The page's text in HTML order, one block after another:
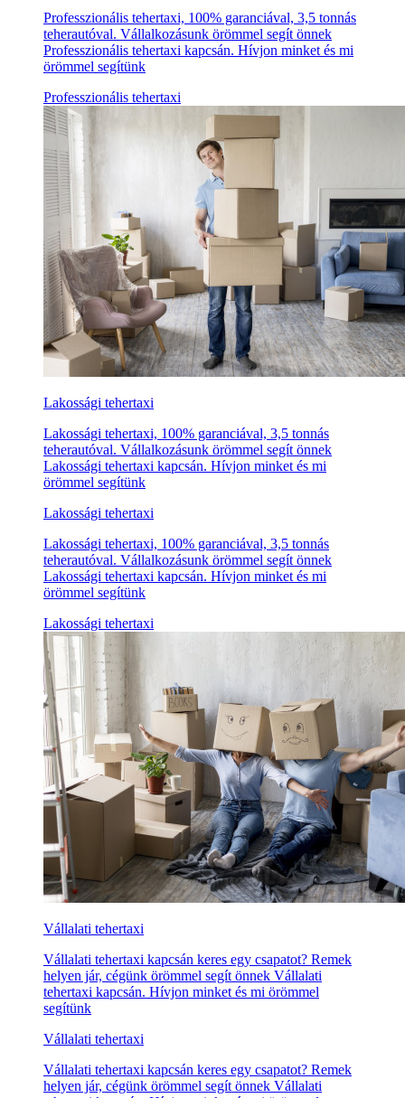
Professzionális tehertaxi, 100% garanciával, 3,5 tonnás
teherautóval. Vállalkozásunk örömmel segít önnek
Professzionális tehertaxi kapcsán. Hívjon minket és mi
örömmel segítünk
Professzionális tehertaxi
Lakossági tehertaxi
Lakossági tehertaxi, 100% garanciával, 3,5 tonnás
teherautóval. Vállalkozásunk örömmel segít önnek
Lakossági tehertaxi kapcsán. Hívjon minket és mi
örömmel segítünk
Lakossági tehertaxi
Lakossági tehertaxi, 100% garanciával, 3,5 tonnás
teherautóval. Vállalkozásunk örömmel segít önnek
Lakossági tehertaxi kapcsán. Hívjon minket és mi
örömmel segítünk
Lakossági tehertaxi
Vállalati tehertaxi
Vállalati tehertaxi kapcsán keres egy csapatot? Remek
helyen jár, cégünk örömmel segít önnek Vállalati
tehertaxi kapcsán. Hívjon minket és mi örömmel
segítünk
Vállalati tehertaxi
Vállalati tehertaxi kapcsán keres egy csapatot? Remek
helyen jár, cégünk örömmel segít önnek Vállalati